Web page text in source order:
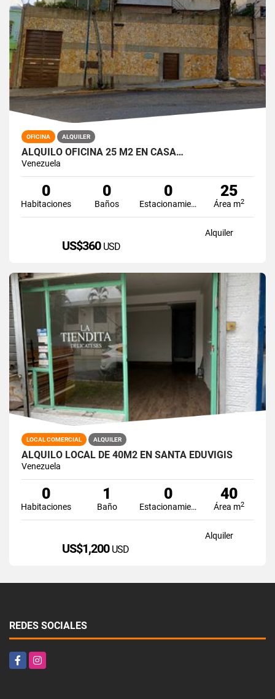
OFICINA ALQUILER
ALQUILO OFICINA 25 M2 EN CASA…
Venezuela
0
Habitaciones
0
Baños
0
Estacionamiento
25
Área m2
Alquiler
US$360 USD
LOCAL COMERCIAL ALQUILER
ALQUILO LOCAL DE 40M2 EN SANTA EDUVIGIS
Venezuela
0
Habitaciones
1
Baño
0
Estacionamiento
40
Área m2
Alquiler
US$1,200 USD
REDES SOCIALES
FacebookInstagram